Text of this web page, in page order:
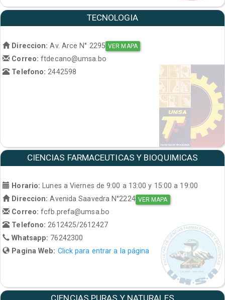
TECNOLOGIA
Direccion: Av. Arce N° 2295 VER MAPA
Correo:ftdecano@umsa.bo
Telefono: 2442598
CIENCIAS FARMACEUTICAS Y BIOQUIMICAS
Horario: Lunes a Viernes de 9:00 a 13:00 y 15:00 a 19:00
Direccion: Avenida Saavedra N°2224 VER MAPA
Correo:fcfb.prefa@umsa.bo
Telefono:2612425/2612427
Whatsapp: 76242300
Pagina Web: Click para entrar a la página
CIENCIAS PURAS Y NATURALES